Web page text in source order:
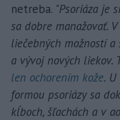
netreba. "Psoriáza je
sa dobre manažovať.
liečebných možností
a vývoj nových liekov.
len ochorením kože.
formou psoriázy sa
kĺboch, šľachách a v